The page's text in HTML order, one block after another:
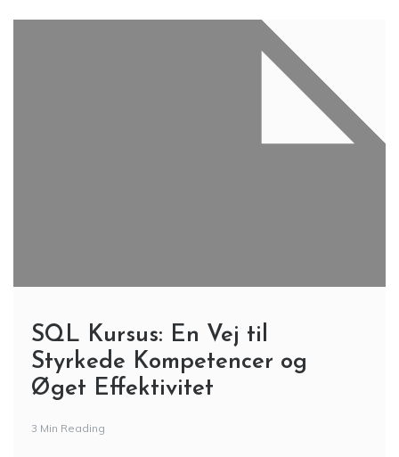
SQL Kursus: En Vej til
Styrkede Kompetencer og
Øget Effektivitet
3 Min Reading